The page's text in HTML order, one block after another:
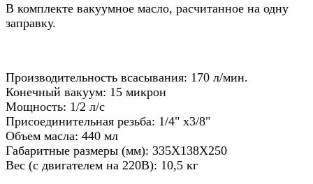
В комплекте вакуумное масло, расчитанное на одну
заправку.
Производительность всасывания: 170 л/мин.
Конечный вакуум: 15 микрон
Мощность: 1/2 л/с
Присоединительная резьба: 1/4" х3/8"
Объем масла: 440 мл
Габаритные размеры (мм): 335X138X250
Вес (с двигателем на 220В): 10,5 кг